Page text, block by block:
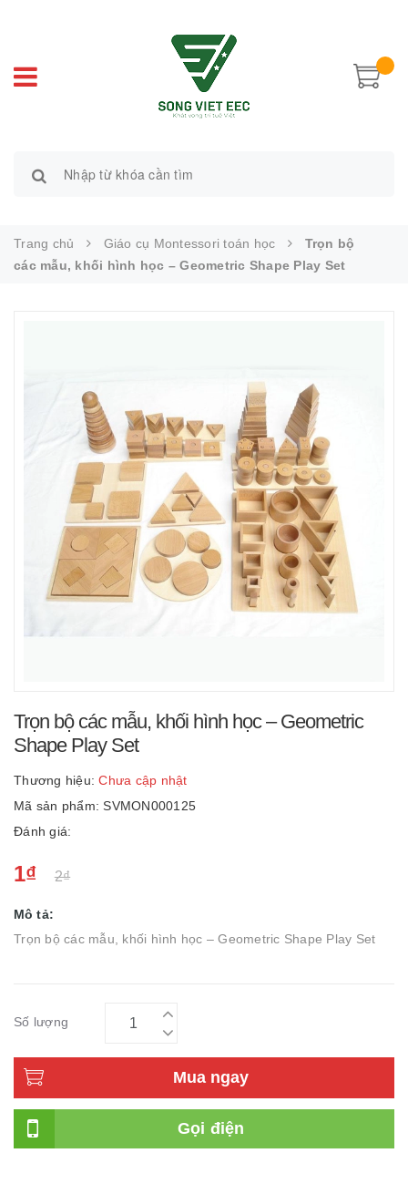
Trang chủ Giáo cụ Montessori toán học
Trọn bộ
các mẫu, khối hình học – Geometric Shape Play Set
Trọn bộ các mẫu, khối hình học – Geometric
Shape Play Set
Thương hiệu: Chưa cập nhật
Mã sản phẩm: SVMON000125
Đánh giá:
1₫ 2₫
Mô tả:
Trọn bộ các mẫu, khối hình học – Geometric Shape Play Set
Số lượng
Mua ngay
Gọi điện